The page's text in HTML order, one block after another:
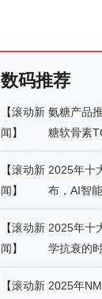
数码推荐
【滚动新
闻】
氨糖产品
糖软骨素
【滚动新
闻】
2025年十
布，AI智
【滚动新
闻】
2025年十
学抗衰的
【滚动新 2025年